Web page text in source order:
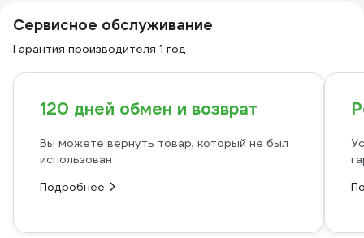
Сервисное обслуживание
Гарантия производителя 1 год
120 дней обмен и возврат
Вы можете вернуть товар, который не был
использован
Подробнее